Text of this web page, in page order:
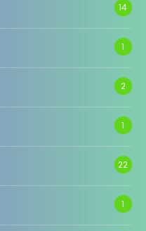
14
1
2
1
22
1